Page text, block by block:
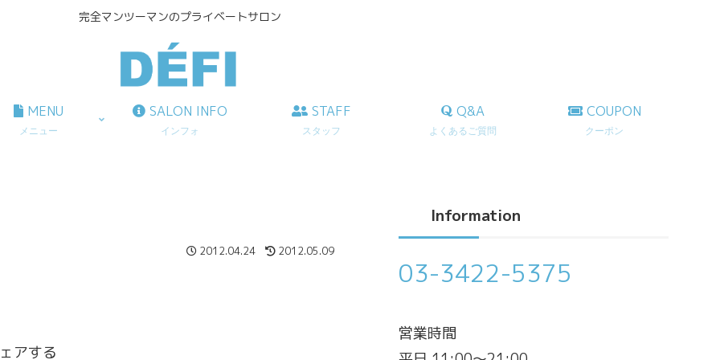
完全マンツーマンのプライベートサロン
MENU
メニュー
SALON INFO
インフォ
STAFF
スタッフ
Q&A
よくあるご質問
COUPON
クーポン
2012.04.24 2012.05.09
アする
Information
03-3422-5375
営業時間